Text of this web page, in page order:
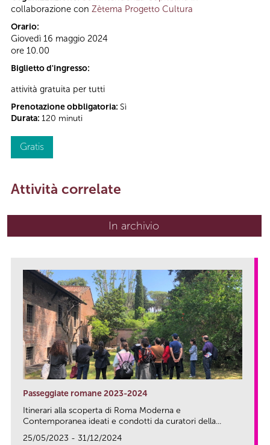
collaborazione con Zètema Progetto Cultura
Orario:
Giovedì 16 maggio 2024
ore 10.00
Biglietto d'ingresso:
attività gratuita per tutti
Prenotazione obbligatoria: Sì
Durata: 120 minuti
Gratis
Attività correlate
In archivio
Passeggiate romane 2023-2024
Itinerari alla scoperta di Roma Moderna e
Contemporanea ideati e condotti da curatori della...
25/05/2023 - 31/12/2024